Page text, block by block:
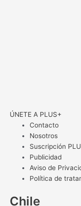
ÚNETE A PLUS+
Contacto
Nosotros
Suscripción
Publicidad
Aviso de
Política de
Chile